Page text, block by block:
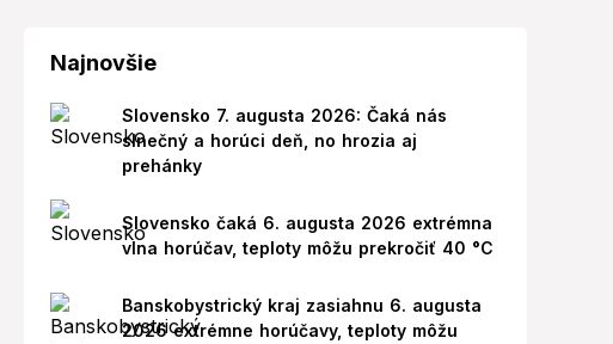
Najnovšie
Slovensko 7. augusta 2026: Čaká nás
slnečný a horúci deň, no hrozia aj
prehánky
Slovensko čaká 6. augusta 2026 extrémna
vlna horúčav, teploty môžu prekročiť 40 °C
Banskobystrický kraj zasiahnu 6. augusta
2026 extrémne horúčavy, teploty môžu